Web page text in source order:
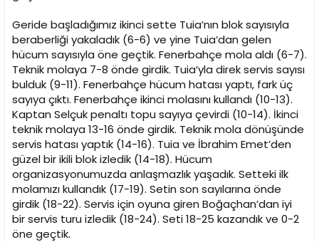
Geride başladığımız ikinci sette Tuia’nın blok sayısıyla
beraberliği yakaladık (6-6) ve yine Tuia’dan gelen
hücum sayısıyla öne geçtik. Fenerbahçe mola aldı (6-7).
Teknik molaya 7-8 önde girdik. Tuia’yla direk servis sayısı
bulduk (9-11). Fenerbahçe hücum hatası yaptı, fark üç
sayıya çıktı. Fenerbahçe ikinci molasını kullandı (10-13).
Kaptan Selçuk penaltı topu sayıya çevirdi (10-14). İkinci
teknik molaya 13-16 önde girdik. Teknik mola dönüşünde
servis hatası yaptık (14-16). Tuia ve İbrahim Emet’den
güzel bir ikili blok izledik (14-18). Hücum
organizasyonumuzda anlaşmazlık yaşadık. Setteki ilk
molamızı kullandık (17-19). Setin son sayılarına önde
girdik (18-22). Servis için oyuna giren Boğaçhan’dan iyi
bir servis turu izledik (18-24). Seti 18-25 kazandık ve 0-2
öne geçtik.